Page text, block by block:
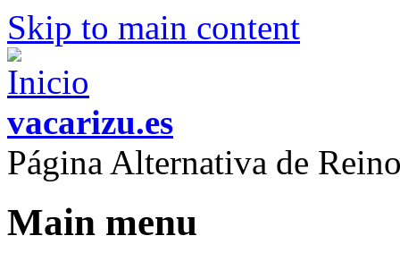
Skip to main content
vacarizu.es
Página Alternativa de
Main menu